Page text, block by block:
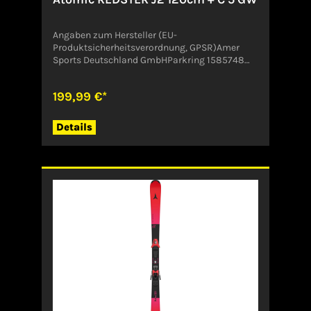
Angaben zum Hersteller (EU-
Produktsicherheitsverordnung, GPSR)Amer
Sports Deutschland GmbHParkring 1585748
199,99 €*
Details